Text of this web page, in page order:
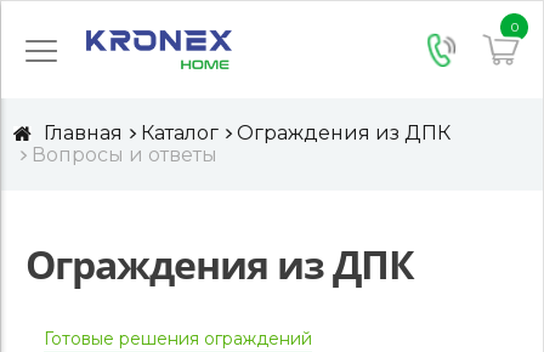
0
Главная Каталог
Ограждения из ДПК
Вопросы и ответы
Ограждения из ДПК
Готовые решения ограждений